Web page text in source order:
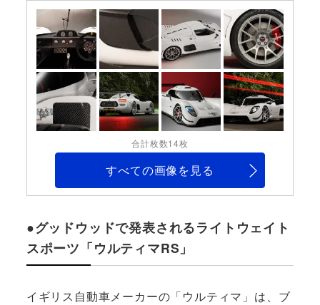
合計枚数14枚
すべての画像を見る
●グッドウッドで発表されるライトウェイト
スポーツ「ウルティマRS」
イギリス自動車メーカーの「ウルティマ」は、ブ